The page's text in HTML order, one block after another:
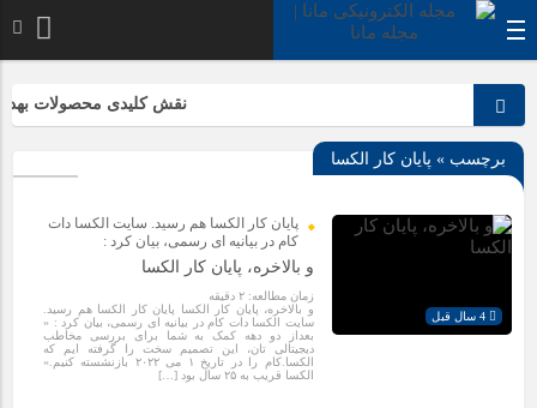
خدا به هر کی که
نقش کلیدی محصولات
برچسب » پایان کار الکسا
پایان کار الکسا هم رسید. سایت الکسا دات
کام در بیانیه ای رسمی، بیان کرد :
و بالاخره، پایان کار الکسا
زمان مطالعه:۲ دقیقه
و بالاخره، پایان کار الکسا پایان کار الکسا هم رسید.
سایت الکسا دات کام در بیانیه ای رسمی، بیان کرد : «
بعداز دو دهه کمک به شما برای بررسی مخاطب
دیجیتالی تان، این تصمیم سخت را گرفته ایم که
الکسا.کام را در تاریخ ۱ می ۲۰۲۲ بازنشسته کنیم.»
الکسا قریب به ۲۵ سال بود […]